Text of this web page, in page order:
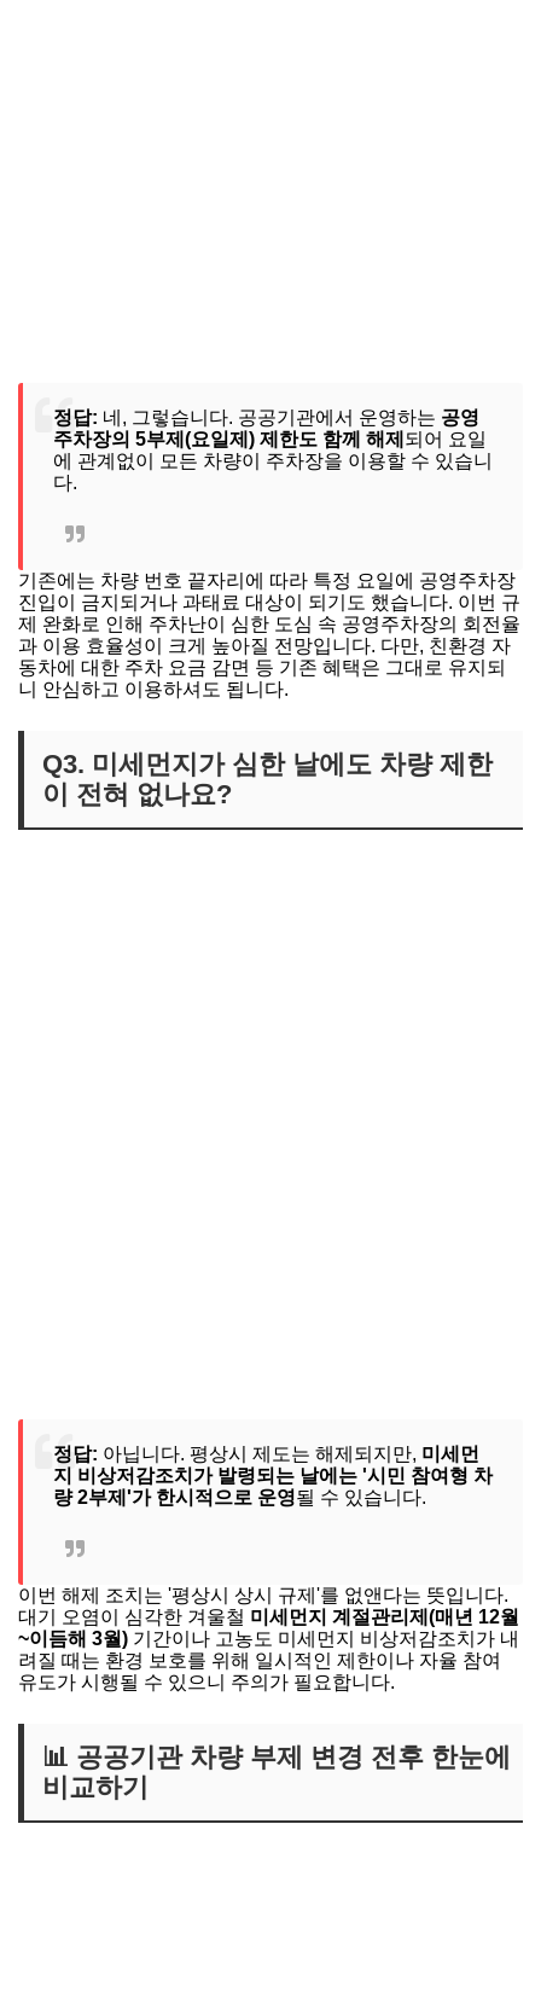
정답: 네, 그렇습니다. 공공기관에서 운영하는 공영
주차장의 5부제(요일제) 제한도 함께 해제 되어 요일
에 관계없이 모든 차량이 주차장을 이용할 수 있습니
다.
기존에는 차량 번호 끝자리에 따라 특정 요일에 공영주차장
진입이 금지되거나 과태료 대상이 되기도 했습니다. 이번 규
제 완화로 인해 주차난이 심한 도심 속 공영주차장의 회전율
과 이용 효율성이 크게 높아질 전망입니다. 다만, 친환경 자
동차에 대한 주차 요금 감면 등 기존 혜택은 그대로 유지되
니 안심하고 이용하셔도 됩니다.
Q3. 미세먼지가 심한 날에도 차량 제한
이 전혀 없나요?
정답: 아닙니다. 평상시 제도는 해제되지만, 미세먼
지 비상저감조치가 발령되는 날에는 '시민 참여형 차
량 2부제'가 한시적으로 운영될 수 있습니다.
이번 해제 조치는 '평상시 상시 규제'를 없앤다는 뜻입니다.
대기 오염이 심각한 겨울철 미세먼지 계절관리제(매년 12월
~이듬해 3월) 기간이나 고농도 미세먼지 비상저감조치가 내
려질 때는 환경 보호를 위해 일시적인 제한이나 자율 참여
유도가 시행될 수 있으니 주의가 필요합니다.
📊 공공기관 차량 부제 변경 전후 한눈에
비교하기